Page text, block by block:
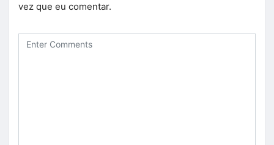
vez que eu comentar.